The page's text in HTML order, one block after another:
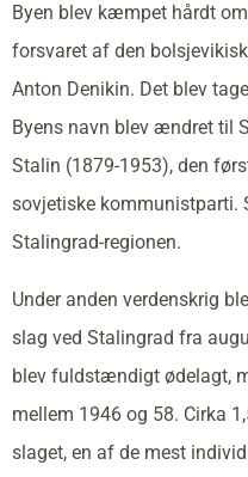
Byen blev kæmpet hårdt
forsvaret af den
Anton Denikin. Det blev
Byens navn blev ændret til
Stalin (1879-1953), den
sovjetiske kommunistparti.
Stalingrad-regionen.
Under anden verdenskrig
slag ved Stalingrad fra
blev fuldstændigt ødelagt,
mellem 1946 og 58. Cirka
slaget, en af de mest